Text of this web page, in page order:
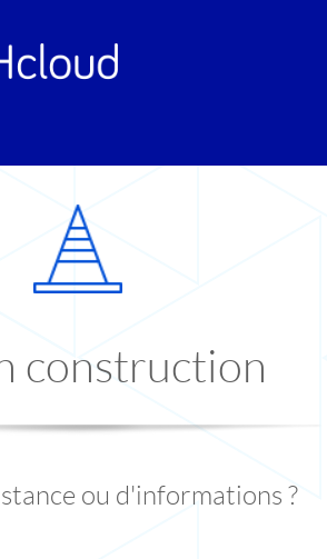
construction
ou d'informations ?